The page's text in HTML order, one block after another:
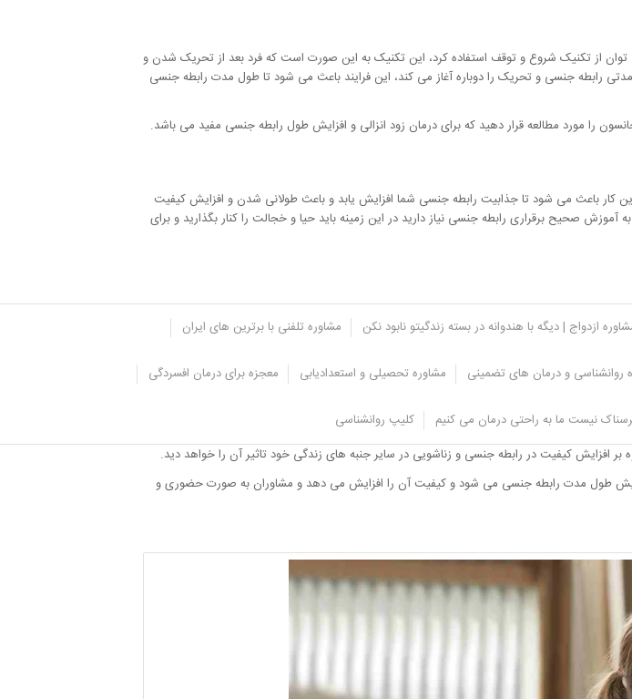
توان از تکنیک شروع و توقف استفاده کرد، این تکنیک به این صورت است که فرد بعد از تحریک شدن و
جنسی و تحریک را دوباره آغاز می کند، این فرایند باعث می شود تا طول مدت رابطه جنسی
را مورد مطالعه قرار دهید که برای درمان زود انزالی و افزایش طول رابطه جنسی مفید می باشد.
کار باعث می شود تا جذابیت رابطه جنسی شما افزایش یابد و باعث طولانی شدن و افزایش کیفیت
صحیح برقراری رابطه جنسی نیاز دارید در این زمینه باید حیا و خجالت را کنار بگذارید و برای
ازدواج | دیگه با هندوانه در بسته زندگیتو نابود نکن مشاوره تلفنی با برترین های ایران
روانشناسی و درمان های تضمینی مشاوره تحصیلی و استعدادیابی معجزه برای درمان افسردگی
نیست ما به راحتی درمان می کنیم کلیپ روانشناسی
این صورت مشکلات و نگرانی های روحی و روانی برای فرد به وجود می آید که فرد می تواند به کمک
بر افزایش کیفیت در رابطه جنسی و زناشویی در سایر جنبه های زندگی خود تاثیر آن را خواهد دید.
طول مدت رابطه جنسی می شود و کیفیت آن را افزایش می دهد و مشاوران به صورت حضوری و